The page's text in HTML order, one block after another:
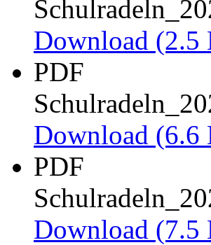
Download (2.5
PDF
Download (6.6
PDF
Download (7.5